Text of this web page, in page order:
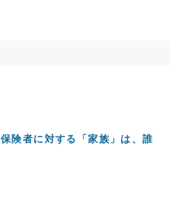
険者に対する「家族」は、誰